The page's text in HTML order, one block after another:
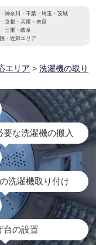
神奈川・千葉・埼玉・茨城
京都・兵庫・奈良
三重・岐阜
・近郊エリア
エリア >洗濯機の取り
要な洗濯機の搬入
洗濯機取り付け
台の設置